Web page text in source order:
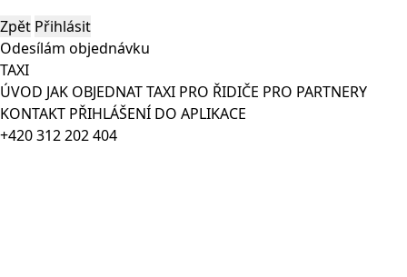
Zpět Přihlásit
Odesílám objednávku
TAXI
ÚVOD JAK OBJEDNAT TAXI PRO ŘIDIČE PRO PARTNERY
KONTAKT PŘIHLÁŠENÍ DO APLIKACE
+420 312 202 404